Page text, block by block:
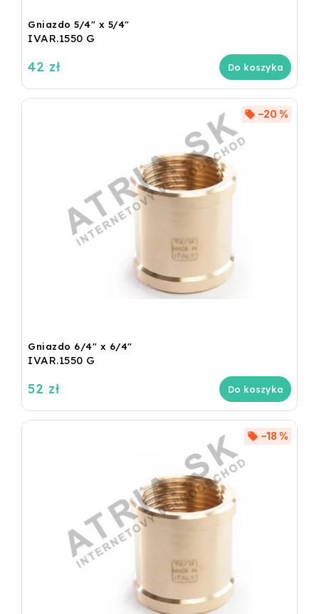
Gniazdo 5/4" x 5/4"
IVAR.1550 G
42 zł Do koszyka
Gniazdo 6/4" x 6/4"
IVAR.1550 G
–20 %
52 zł Do koszyka
–18 %